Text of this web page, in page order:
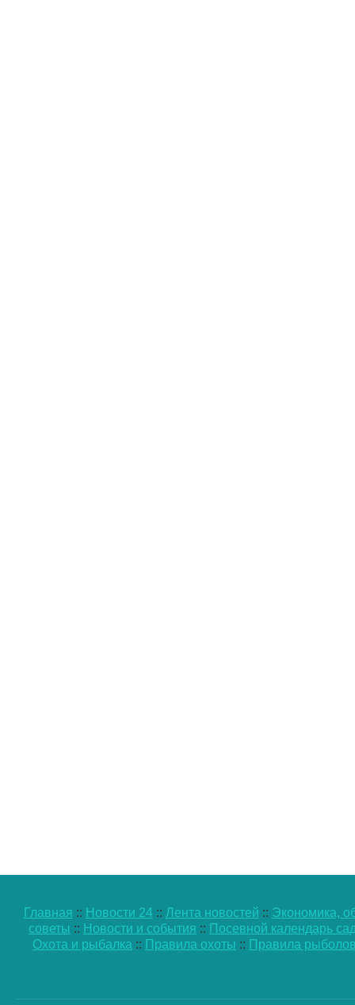
Главная :: Новости 24:: Лента новостей :: Экономика,
советы :: Новости и события :: Посевной календарь
Охота и рыбалка :: Правила охоты :: Правила